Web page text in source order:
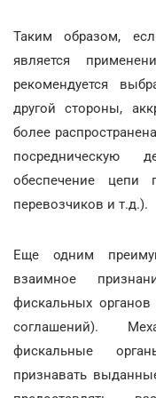
Таким образом,
является
рекомендуется
другой стороны,
более
посредническую
обеспечение цепи
перевозчиков и т.д.).
Еще одним
взаимное
фискальных
соглашений).
фискальные
признавать